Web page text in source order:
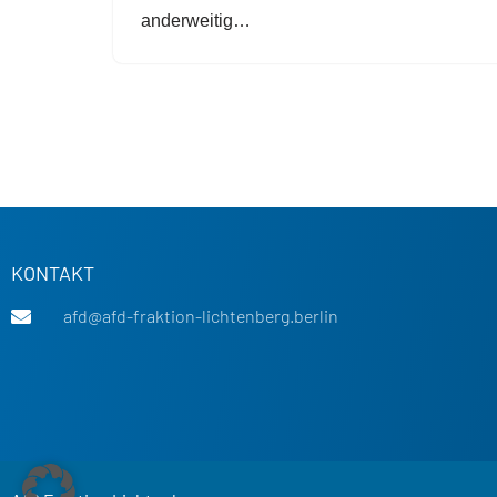
anderweitig…
KONTAKT
afd@afd-fraktion-lichtenberg.berlin